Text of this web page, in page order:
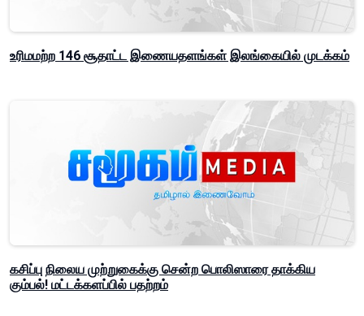
உரிமமற்ற 146 சூதாட்ட இணையதளங்கள் இலங்கையில் முடக்கம்
கசிப்பு நிலைய முற்றுகைக்கு சென்ற பொலிஸாரை தாக்கிய
கும்பல்! மட்டக்களப்பில் பதற்றம்